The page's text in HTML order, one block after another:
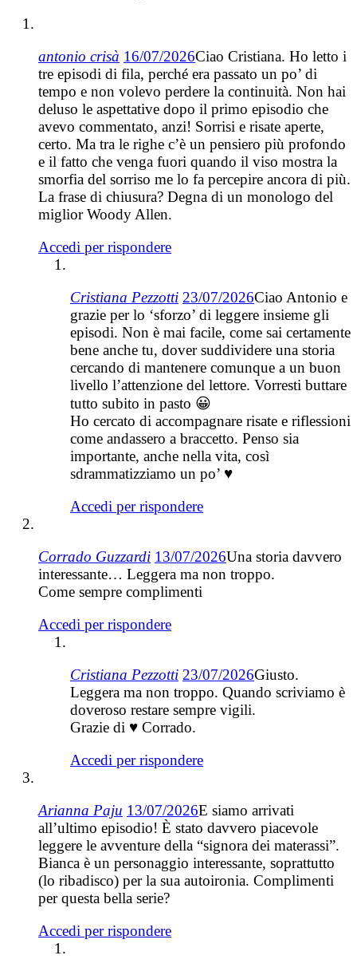
antonio crisà 16/07/2026Ciao Cristiana. Ho letto i
tre episodi di fila, perché era passato un po’ di
tempo e non volevo perdere la continuità. Non hai
deluso le aspettative dopo il primo episodio che
avevo commentato, anzi! Sorrisi e risate aperte,
certo. Ma tra le righe c’è un pensiero più profondo
e il fatto che venga fuori quando il viso mostra la
smorfia del sorriso me lo fa percepire ancora di più.
La frase di chiusura? Degna di un monologo del
miglior Woody Allen.
Accedi per rispondere
Cristiana Pezzotti 23/07/2026Ciao Antonio e
grazie per lo ‘sforzo’ di leggere insieme gli
episodi. Non è mai facile, come sai certamente
bene anche tu, dover suddividere una storia
cercando di mantenere comunque a un buon
livello l’attenzione del lettore. Vorresti buttare
tutto subito in pasto 😀
Ho cercato di accompagnare risate e riflessioni
come andassero a braccetto. Penso sia
importante, anche nella vita, così
sdrammatizziamo un po’ ♥
Accedi per rispondere
Corrado Guzzardi 13/07/2026Una storia davvero
interessante… Leggera ma non troppo.
Come sempre complimenti
Accedi per rispondere
Cristiana Pezzotti 23/07/2026Giusto.
Leggera ma non troppo. Quando scriviamo è
doveroso restare sempre vigili.
Grazie di ♥ Corrado.
Accedi per rispondere
Arianna Paju 13/07/2026E siamo arrivati
all’ultimo episodio! È stato davvero piacevole
leggere le avventure della “signora dei materassi”.
Bianca è un personaggio interessante, soprattutto
(lo ribadisco) per la sua autoironia. Complimenti
per questa bella serie?
Accedi per rispondere